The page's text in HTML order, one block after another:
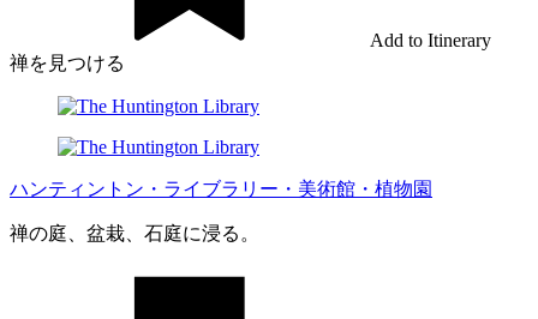
Add to Itinerary
禅を見つける
ハンティントン・ライブラリー・美術館・植物園
禅の庭、盆栽、石庭に浸る。